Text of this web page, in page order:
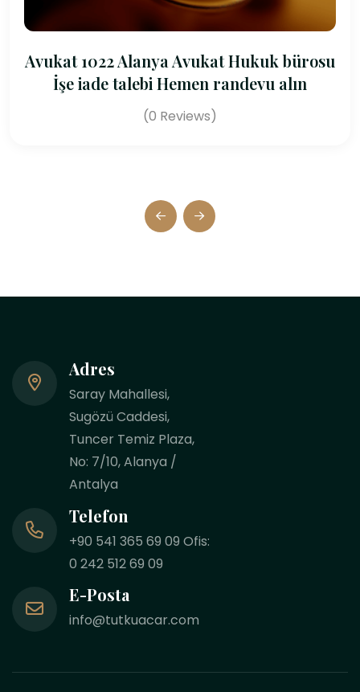
Avukat 1022 Alanya Avukat Hukuk bürosu
İşe iade talebi Hemen randevu alın
(0 Reviews)
Adres
Saray Mahallesi,
Sugözü Caddesi,
Tuncer Temiz Plaza,
No: 7/10, Alanya /
Antalya
Telefon
+90 541 365 69 09 Ofis:
0 242 512 69 09
E-Posta
info@tutkuacar.com